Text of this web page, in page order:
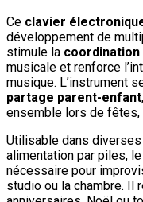
Ce clavier
développement de
stimule la
musicale et renforce
musique. L’instrument
partage parent-enfant
ensemble lors de fêtes,
Utilisable dans
alimentation par piles, le
nécessaire pour
studio ou la chambre. Il